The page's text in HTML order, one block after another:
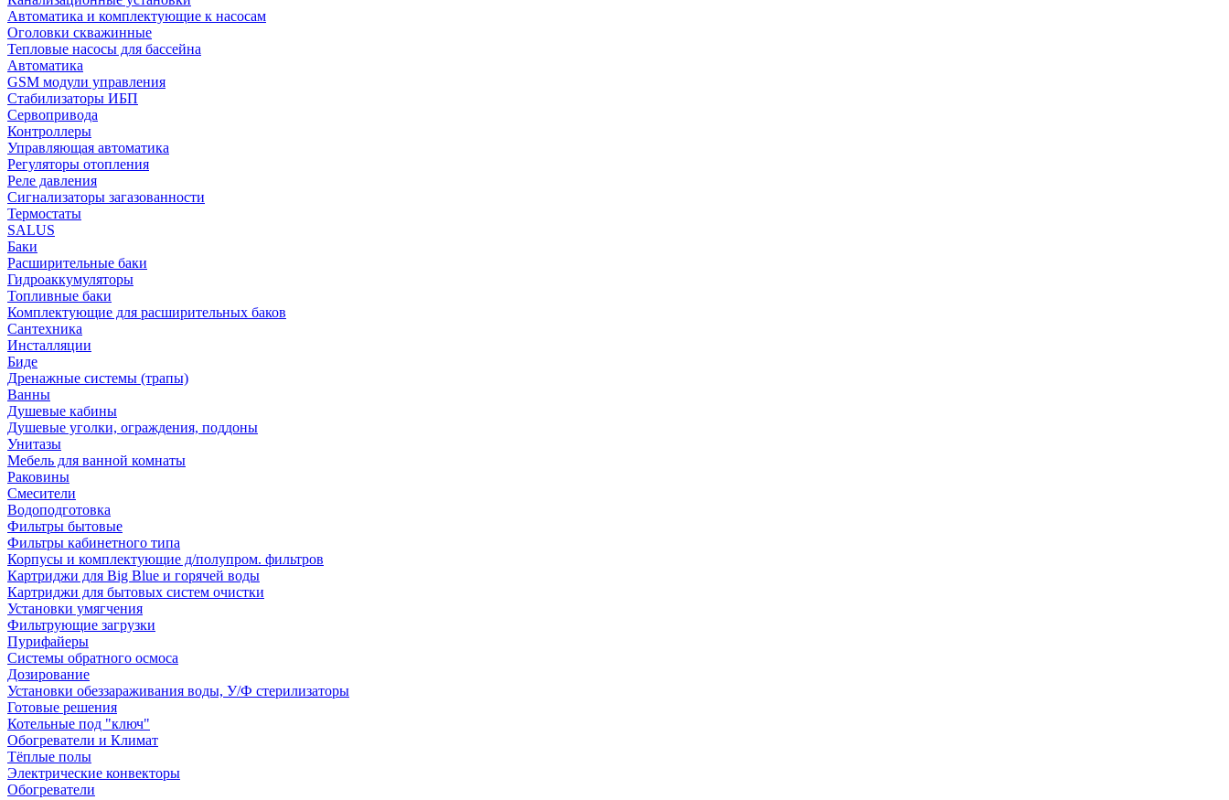
Автоматика и комплектующие к насосам
Оголовки скважинные
Тепловые насосы для бассейна
Автоматика
GSM модули управления
Стабилизаторы ИБП
Сервопривода
Контроллеры
Управляющая автоматика
Регуляторы отопления
Реле давления
Сигнализаторы загазованности
Термостаты
SALUS
Баки
Расширительные баки
Гидроаккумуляторы
Топливные баки
Комплектующие для расширительных баков
Сантехника
Инсталляции
Биде
Дренажные системы (трапы)
Ванны
Душевые кабины
Душевые уголки, ограждения, поддоны
Унитазы
Мебель для ванной комнаты
Раковины
Смесители
Водоподготовка
Фильтры бытовые
Фильтры кабинетного типа
Корпусы и комплектующие д/полупром. фильтров
Картриджи для Big Blue и горячей воды
Картриджи для бытовых систем очистки
Установки умягчения
Фильтрующие загрузки
Пурифайеры
Системы обратного осмоса
Дозирование
Установки обеззараживания воды, У/Ф стерилизаторы
Готовые решения
Котельные под "ключ"
Обогреватели и Климат
Тёплые полы
Электрические конвекторы
Обогреватели